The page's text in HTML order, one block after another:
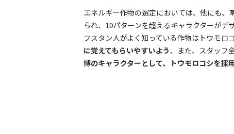
エネルギー作物の選定においては、他にも
られ、10パターンを超えるキャラクターが
フスタン人がよく知っている作物はトウモロ
に覚えてもらいやすいよう、また、スタッフ
博のキャラクターとして、トウモロコシを採